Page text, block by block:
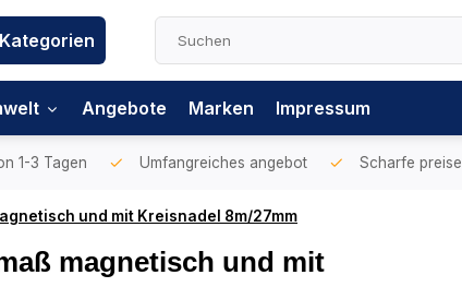
Angebote Marken Impressum
1-3 Tagen Umfangreiches angebot Scharfe preise
und mit Kreisnadel 8m/27mm
magnetisch und mit